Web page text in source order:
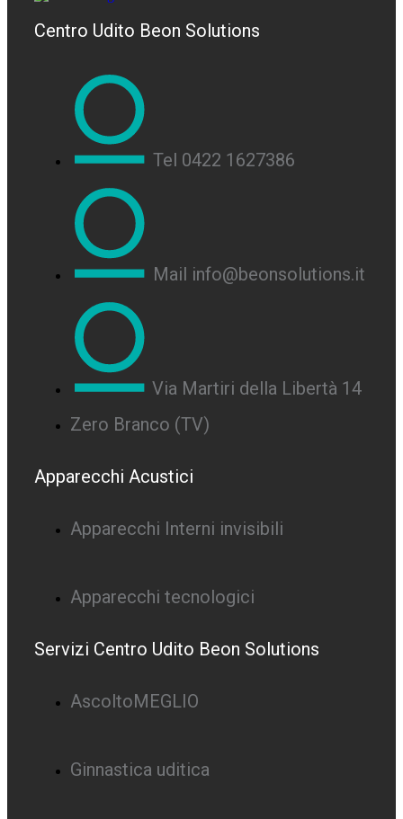
Centro Udito Beon Solutions
Tel 0422 1627386
Mail info@beonsolutions.it
Via Martiri della Libertà 14
Zero Branco (TV)
Apparecchi Acustici
Apparecchi Interni invisibili
Apparecchi tecnologici
Servizi Centro Udito Beon Solutions
AscoltoMEGLIO
Ginnastica uditica